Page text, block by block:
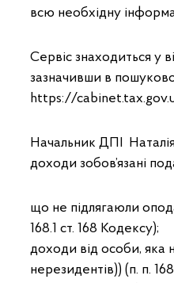
всю необхідну
Сервіс знаходиться у
зазначивши в
https://
Начальник ДПІ
доходи зобов’язані
що не підлягаюли
168.1 ст. 168 Кодексу);
доходи від особи, яка
нерезидентів)) (п. п.